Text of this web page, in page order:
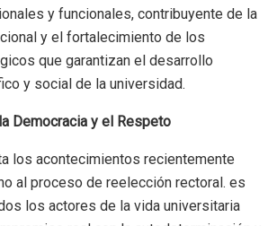
y funcionales, contribuyente de la
y el fortalecimiento de los
que garantizan el desarrollo
y social de la universidad.
Democracia y el Respeto
los acontecimientos recientemente
al proceso de reelección rectoral. es
los actores de la vida universitaria